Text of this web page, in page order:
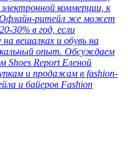
коммерции, к
Офлайн-ритейл же может
30% в год, если
вешалках и обувь на
опыт. Обсуждаем
Report Еленой
и продажам в fashion-
и байеров Fashion